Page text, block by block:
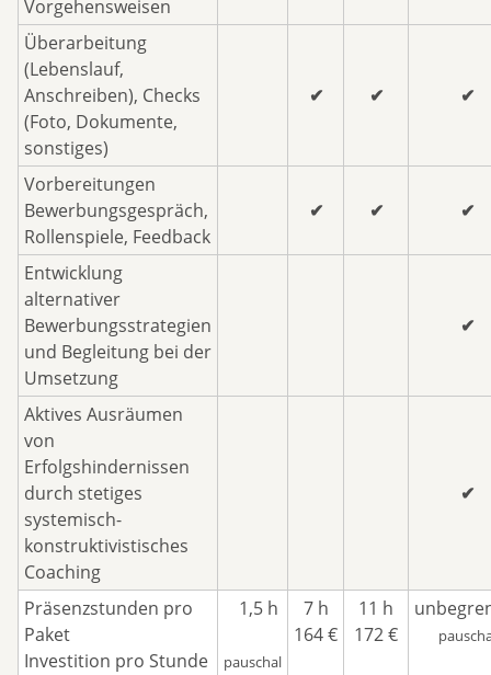
Vorgehensweisen
Überarbeitung
(Lebenslauf,
Anschreiben), Checks
(Foto, Dokumente,
sonstiges)
✔ ✔ ✔
Vorbereitungen
Bewerbungsgespräch,
Rollenspiele, Feedback
✔ ✔ ✔
Entwicklung
alternativer
Bewerbungsstrategien
und Begleitung bei der
Umsetzung
✔
Aktives Ausräumen
von
Erfolgshindernissen
durch stetiges
systemisch-
konstruktivistisches
Coaching
✔
Präsenzstunden pro
Paket
Investition pro Stunde
1,5 h
pauschal
7 h
164 €
11 h
172 €